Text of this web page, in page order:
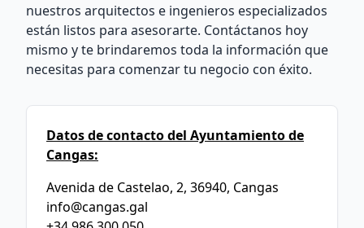
nuestros arquitectos e ingenieros especializados
están listos para asesorarte. Contáctanos hoy
mismo y te brindaremos toda la información que
necesitas para comenzar tu negocio con éxito.
Datos de contacto del Ayuntamiento de
Cangas:
Avenida de Castelao, 2, 36940, Cangas
info@cangas.gal